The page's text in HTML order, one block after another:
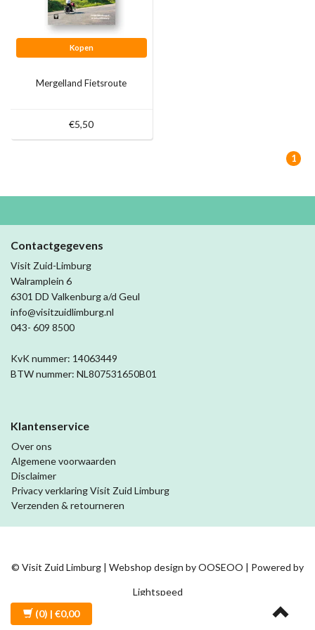
Kopen
Mergelland Fietsroute
€5,50
1
Contactgegevens
Visit Zuid-Limburg
Walramplein 6
6301 DD Valkenburg a/d Geul
info@visitzuidlimburg.nl
043- 609 8500
KvK nummer: 14063449
BTW nummer: NL807531650B01
Klantenservice
Over ons
Algemene voorwaarden
Disclaimer
Privacy verklaring Visit Zuid Limburg
Verzenden & retourneren
© Visit Zuid Limburg | Webshop design byOOSEOO | Powered by
Lightspeed
(0) | €0,00